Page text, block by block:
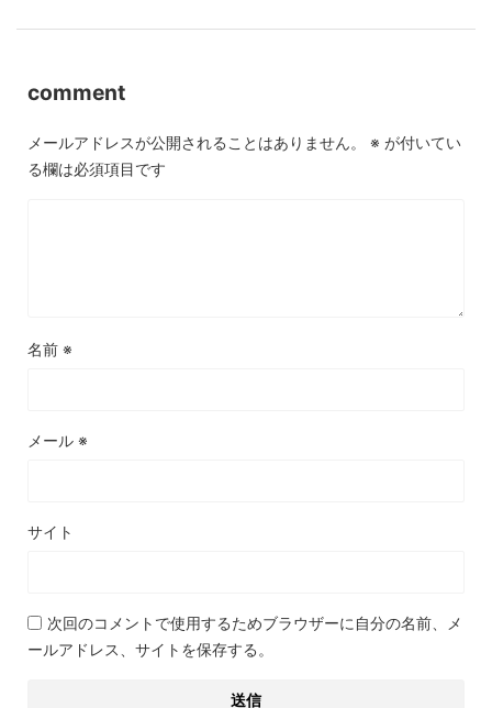
comment
メールアドレスが公開されることはありません。 ※ が付いてい
る欄は必須項目です
名前 ※
メール ※
サイト
次回のコメントで使用するためブラウザーに自分の名前、メ
ールアドレス、サイトを保存する。